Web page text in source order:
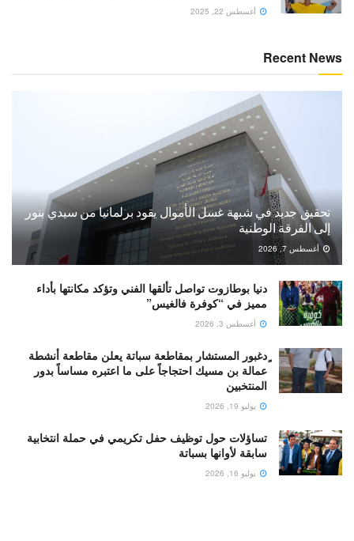
أغسطس 22, 2025
Recent News
تحقيق جديد في شبهة غسل الأموال يقود برلمانيا من سيدي بنور
إلى الفرقة الوطنية
أغسطس 7, 2026
دنيا بوطازوت تواصل تألقها الفني وتؤكد مكانتها بأداء
مميز في “كوفرة فالغيس”
أغسطس 3, 2026
ٍدغبور المستشار بمقاطعة سباتة يعلن مقاطعة أنشطة
عمالة بن مسيك احتجاجاً على ما اعتبره مساساً بدور
المنتخبين
يوليو 19, 2026
تساؤلات حول توظيف حفل تكريمي في حملة انتخابية
سابقة لأوانها بسباتة
يوليو 16, 2026